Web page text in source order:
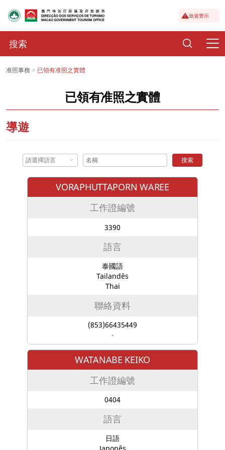
旅遊警示
准照事務 已領有准照之實體
已領有准照之實體
導遊
請選擇語言 搜索
VORAPHUTTAPORN WAREE
工作證編號
3390
語言
泰國語
Tailandês
Thai
聯絡資料
(853)66435449
-
WATANABE KEIKO
工作證編號
0404
語言
日語